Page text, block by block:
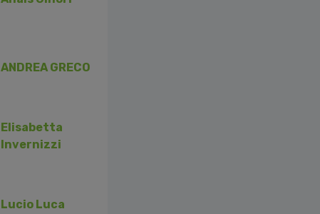
ANDREA GRECO
Elisabetta
Invernizzi
Lucio Luca